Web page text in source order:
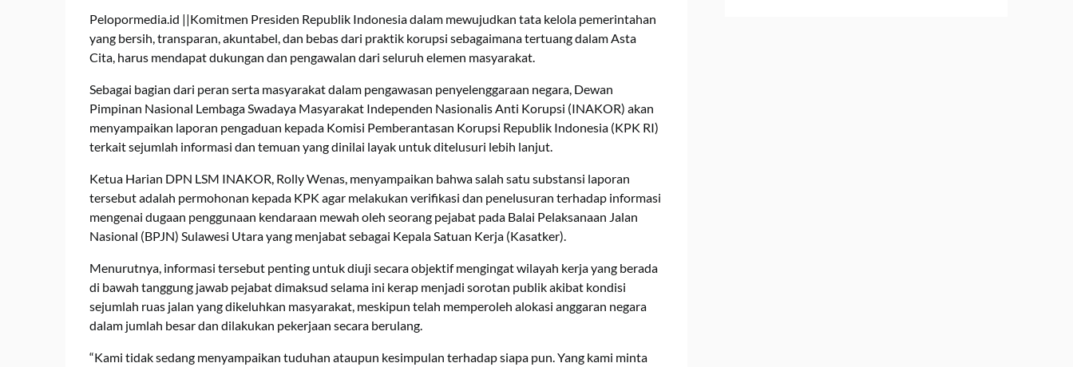
Pelopormedia.id ||Komitmen Presiden Republik Indonesia dalam mewujudkan tata kelola pemerintahan
yang bersih, transparan, akuntabel, dan bebas dari praktik korupsi sebagaimana tertuang dalam Asta
Cita, harus mendapat dukungan dan pengawalan dari seluruh elemen masyarakat.
Sebagai bagian dari peran serta masyarakat dalam pengawasan penyelenggaraan negara, Dewan
Pimpinan Nasional Lembaga Swadaya Masyarakat Independen Nasionalis Anti Korupsi (INAKOR) akan
menyampaikan laporan pengaduan kepada Komisi Pemberantasan Korupsi Republik Indonesia (KPK RI)
terkait sejumlah informasi dan temuan yang dinilai layak untuk ditelusuri lebih lanjut.
Ketua Harian DPN LSM INAKOR, Rolly Wenas, menyampaikan bahwa salah satu substansi laporan
tersebut adalah permohonan kepada KPK agar melakukan verifikasi dan penelusuran terhadap informasi
mengenai dugaan penggunaan kendaraan mewah oleh seorang pejabat pada Balai Pelaksanaan Jalan
Nasional (BPJN) Sulawesi Utara yang menjabat sebagai Kepala Satuan Kerja (Kasatker).
Menurutnya, informasi tersebut penting untuk diuji secara objektif mengingat wilayah kerja yang berada
di bawah tanggung jawab pejabat dimaksud selama ini kerap menjadi sorotan publik akibat kondisi
sejumlah ruas jalan yang dikeluhkan masyarakat, meskipun telah memperoleh alokasi anggaran negara
dalam jumlah besar dan dilakukan pekerjaan secara berulang.
“Kami tidak sedang menyampaikan tuduhan ataupun kesimpulan terhadap siapa pun. Yang kami minta